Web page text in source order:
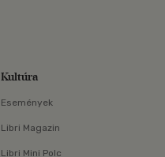
Kultúra
Események
Libri Magazin
Libri Mini Polc